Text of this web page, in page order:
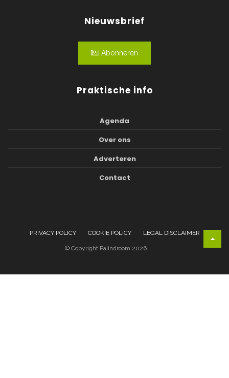
Nieuwsbrief
Abonneren
Praktische info
Agenda
Over ons
Adverteren
Contact
PRIVACY POLICY COOKIE POLICY LEGAL DISCLAIMER
© Copyright Palindroom 2026